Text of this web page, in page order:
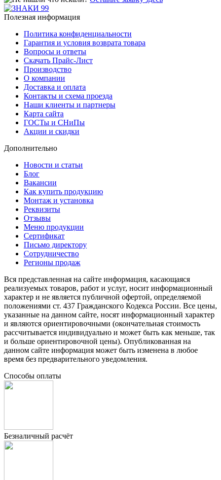
Полезная информация
Политика конфиденциальности
Гарантия и условия возврата товара
Вопросы и ответы
Скачать Прайс-Лист
Производство
О компании
Доставка и оплата
Контакты и схема проезда
Наши клиенты и партнеры
Карта сайта
ГОСТы и СНиПы
Акции и скидки
Дополнительно
Новости и статьи
Блог
Вакансии
Как купить продукцию
Монтаж и установка
Реквизиты
Отзывы
Меню продукции
Сертификат
Письмо директору
Сотрудничество
Регионы продаж
Вся представленная на сайте информация, касающаяся
реализуемых товаров, работ и услуг, носит информационный
характер и не является публичной офертой, определяемой
положениями ст. 437 Гражданского Кодекса России. Все цены,
указанные на данном сайте, носят информационный характер
и являются ориентировочными (окончательная стоимость
рассчитывается индивидуально и может быть как меньше, так
и больше ориентировочной цены). Опубликованная на
данном сайте информация может быть изменена в любое
время без предварительного уведомления.
Способы оплаты
Безналичный расчёт